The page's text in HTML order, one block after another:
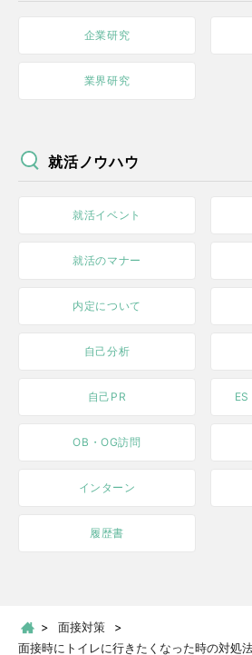
企業研究
業界研究
就活ノウハウ
就活イベント
就活のマナー
内定について
自己分析
自己PR
OB・OG訪問
インターン
履歴書
面接対策
面接時にトイレに行きたくなった時の対処